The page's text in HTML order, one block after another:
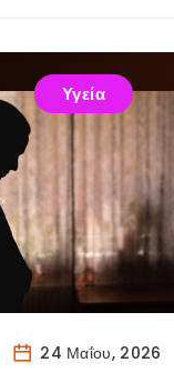
Υγεία
24 Μαΐου, 2026